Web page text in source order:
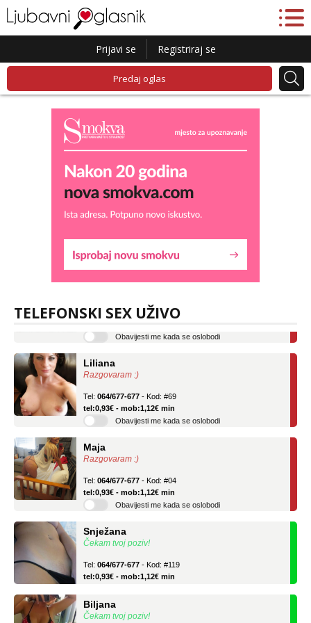
Prijavi se Registriraj se
Predaj oglas
TELEFONSKI SEX UŽIVO
Lucija
Razgovaram :)
tel:0,93€ - mob:1,12€ min
Razgovaram :)
tel:0,93€ - mob:1,12€ min
Obavijesti me kada se oslobodi
Razgovaram :)
tel:0,93€ - mob:1,12€ min
Obavijesti me kada se oslobodi
Čekam tvoj poziv!
tel:0,93€ - mob:1,12€ min
Čekam tvoj poziv!